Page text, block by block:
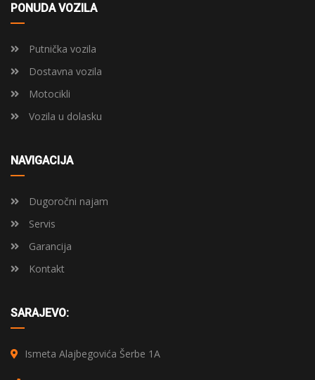
PONUDA VOZILA
Putnička vozila
Dostavna vozila
Motocikli
Vozila u dolasku
NAVIGACIJA
Dugoročni najam
Servis
Garancija
Kontakt
SARAJEVO:
Ismeta Alajbegovića Šerbe 1A